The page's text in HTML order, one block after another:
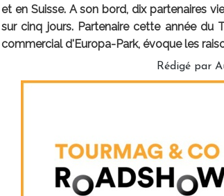
et en Suisse. A son bord, dix partenaires
sur cinq jours. Partenaire cette année du
commercial d'Europa-Park, évoque les
Rédigé par